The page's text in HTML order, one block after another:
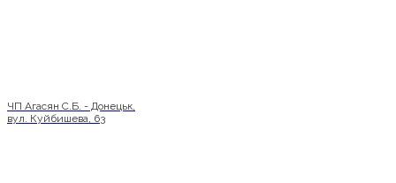
ЧП Агасян С.Б. - Донецьк,
вул. Куйбишева, 63